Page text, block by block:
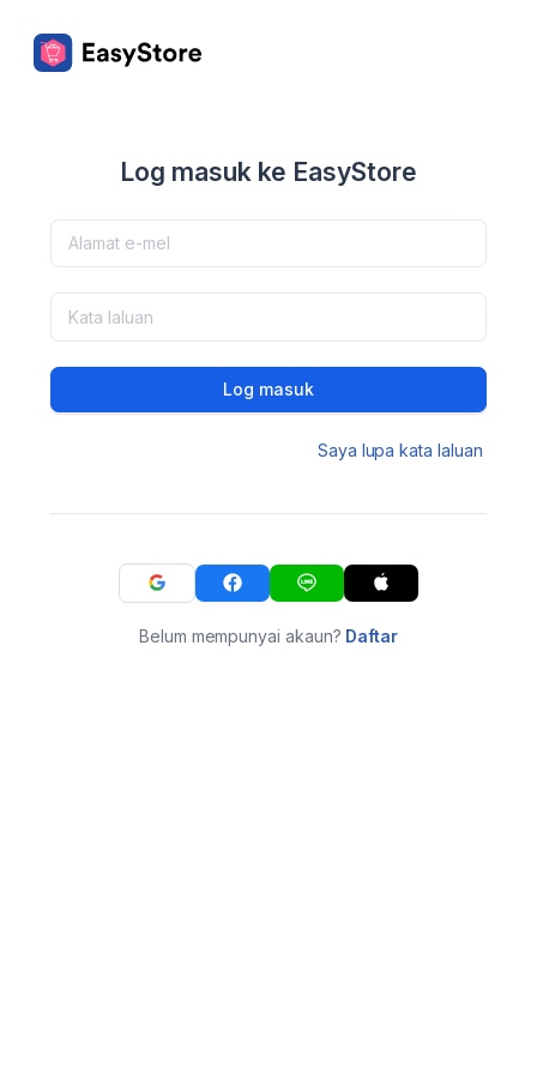
Log masuk ke EasyStore
Log masuk
Saya lupa kata laluan
Belum mempunyai akaun? Daftar